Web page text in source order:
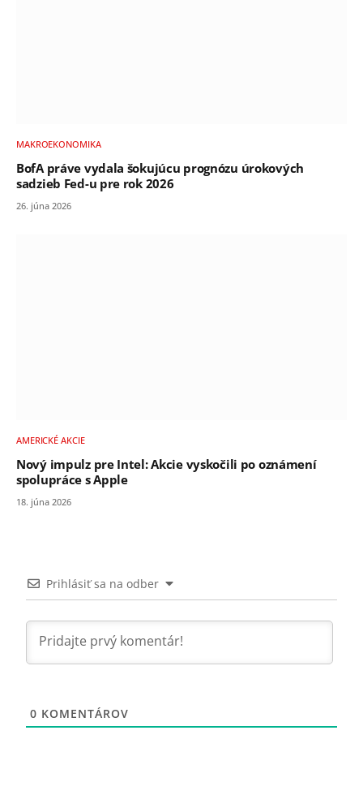
MAKROEKONOMIKA
BofA práve vydala šokujúcu prognózu úrokových
sadzieb Fed-u pre rok 2026
26. júna 2026
AMERICKÉ AKCIE
Nový impulz pre Intel: Akcie vyskočili po oznámení
spolupráce s Apple
18. júna 2026
Prihlásiť sa na odber
0 KOMENTÁROV